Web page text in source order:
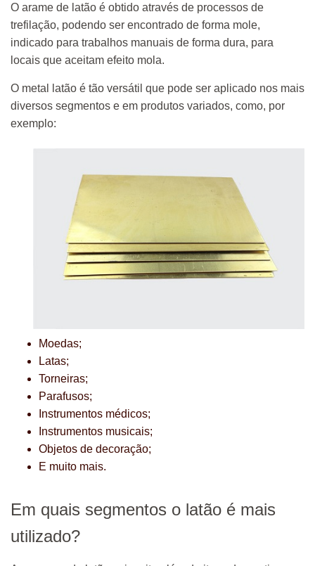
O arame de latão é obtido através de processos de
trefilação, podendo ser encontrado de forma mole,
indicado para trabalhos manuais de forma dura, para
locais que aceitam efeito mola.
O metal latão é tão versátil que pode ser aplicado nos mais
diversos segmentos e em produtos variados, como, por
exemplo:
Moedas;
Latas;
Torneiras;
Parafusos;
Instrumentos médicos;
Instrumentos musicais;
Objetos de decoração;
E muito mais.
Em quais segmentos o latão é mais
utilizado?